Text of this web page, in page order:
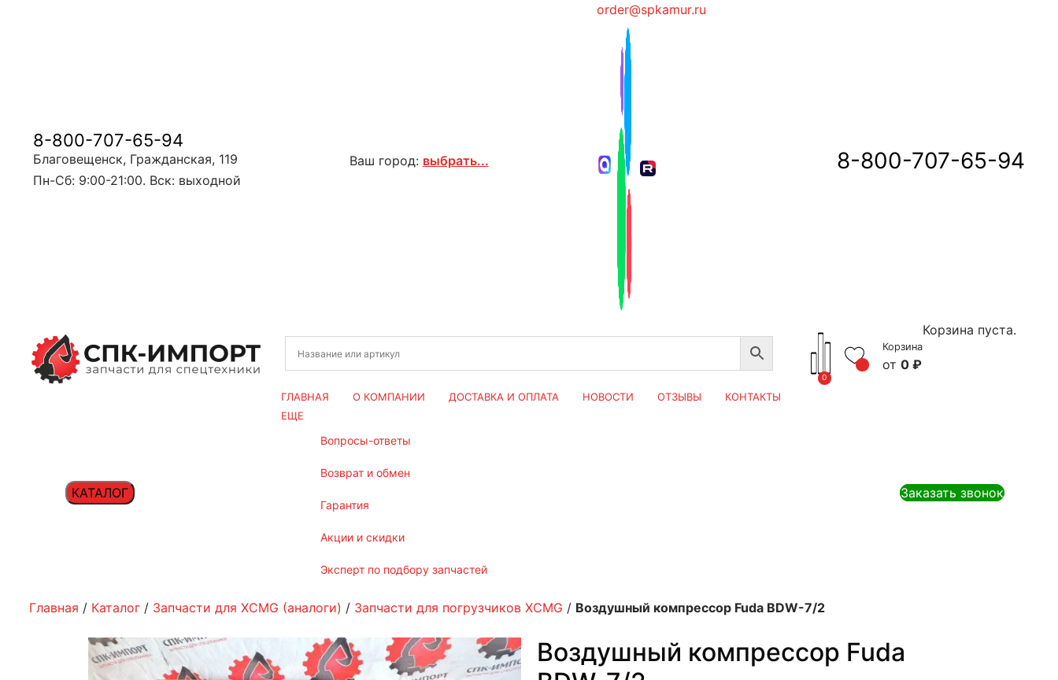
8-800-707-65-94
Благовещенск, Гражданская, 119
Пн-Сб: 9:00-21:00. Вск: выходной
Ваш город: выбрать...
order@spkamur.ru
8-800-707-65-94
0
Корзина
0 ₽
Корзина пуста.
КАТАЛОГ
ГЛАВНАЯ О КОМПАНИИ ДОСТАВКА И ОПЛАТА НОВОСТИ ОТЗЫВЫ
КОНТАКТЫ
ЕЩЕ
вопросы-ответы
возврат и обмен
гарантия
акции и скидки
эксперт по подбору запчастей
Заказать звонок
Главная / Каталог / Запчасти для XCMG (аналоги) / Запчасти для погрузчиков XCMG / Воздушный компрессор Fuda BDW-7/2
Воздушный компрессор Fuda